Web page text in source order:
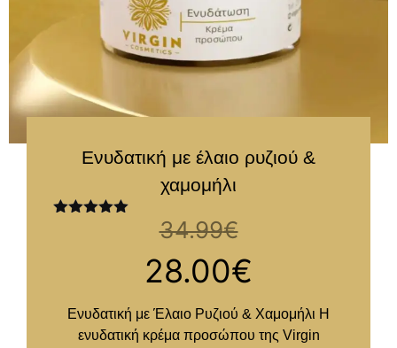
Ενυδατική με έλαιο ρυζιού &
χαμομήλι
34.99€
28.00€
Ενυδατική με Έλαιο Ρυζιού & Χαμομήλι Η
ενυδατική κρέμα προσώπου της Virgin